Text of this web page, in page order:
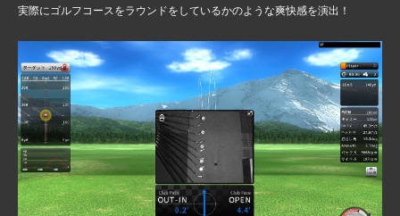
実際にゴルフコースをラウンドをしているかのような爽快感を演出！